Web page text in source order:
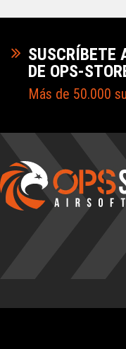
SUSCRÍBETE
DE OPS-
Más de 50.000